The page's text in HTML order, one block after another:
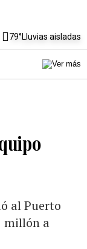
79°Lluvias aisladas
al Puerto
millón a